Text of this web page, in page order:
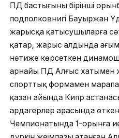
ПД бастығының бірінші
подполковнигі Бауыржан
жарысқа қатысушыларға
қатар, жарыс алдында
нәтиже көрсеткен
арнайы ПД Алғыс хатымен
спорттық формамен
қазан айында Кипр
ардагерлер арасында
Чемпионатында 1-орынға